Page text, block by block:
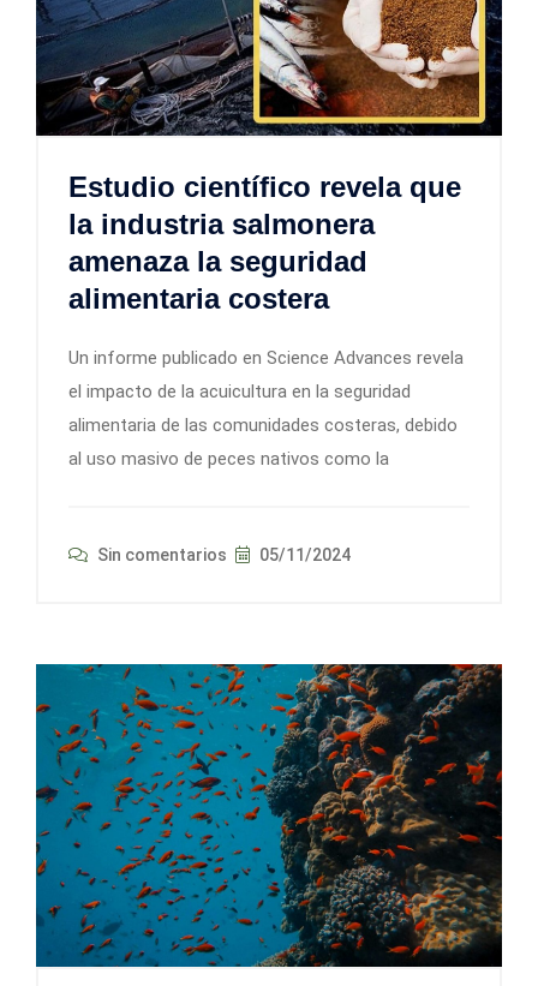
Estudio científico revela que
la industria salmonera
amenaza la seguridad
alimentaria costera
Un informe publicado en Science Advances revela
el impacto de la acuicultura en la seguridad
alimentaria de las comunidades costeras, debido
al uso masivo de peces nativos como la
Sin comentarios 05/11/2024